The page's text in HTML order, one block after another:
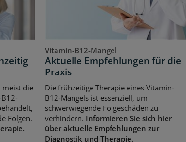
meist die
Folgen.
Vitamin-B12-Mangel
Aktuelle Empfehlungen für die
Praxis
Die frühzeitige Therapie eines Vitamin-
B12-Mangels ist essenziell, um
schwerwiegende Folgeschäden zu
verhindern. Informieren Sie sich hier
über aktuelle Empfehlungen zur
Diagnostik und Therapie.